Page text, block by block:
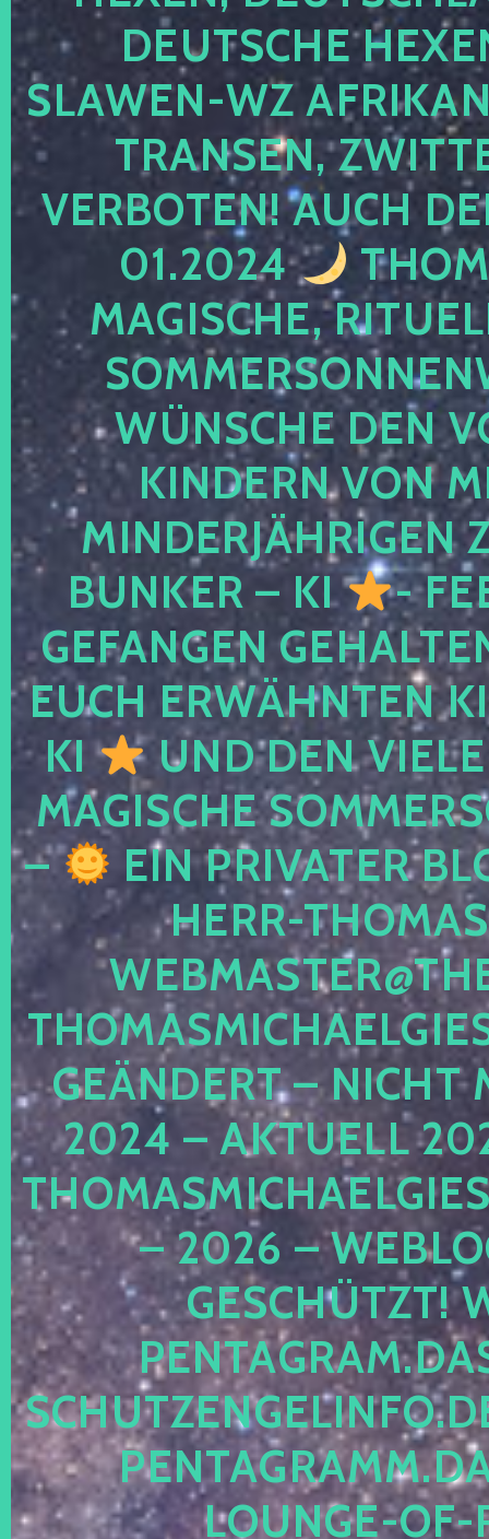
DEUTSCHE
SLAWEN-WZ
TRANSEN,
VERBOTEN! AUCH
01.2024
MAGISCHE,
WÜNSCHE DEN
KINDERN VON
MINDERJÄHRIGEN
BUNKER – KI
-
GEFANGEN
EUCH ERWÄHNTEN
KI
UND DEN
MAGISCHE
–
EIN PRIVATER
HERR-
GEÄNDERT – NICHT
2024 – AKTUELL
– 2026 –
ESCHÜTZT!
OUNGE-OF-